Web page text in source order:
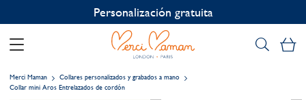
Personalización gratuita
Merci Maman
Collares personalizados y grabados a mano
Collar mini Aros Entrelazados de cordón